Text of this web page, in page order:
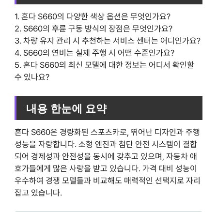
1. 혼다 S660의 다양한 색상 옵션은 무엇인가요?
2. S660의 후륜 구동 방식의 장점은 무엇인가요?
3. 차량 유지 관리 시 추천하는 서비스 센터는 어디인가요?
4. S660의 연비는 실제 주행 시 어떤 수준인가요?
5. 혼다 S660의 최신 모델에 대한 정보는 어디서 확인할
수 있나요?
내용 한눈에 요약
혼다 S660은 경량화된 스포츠카로, 뛰어난 디자인과 주행
성능을 자랑합니다. 소형 엔진과 첨단 안전 시스템이 결합
되어 경제성과 안전성을 동시에 갖추고 있으며, 자동차 애
호가들에게 많은 사랑을 받고 있습니다. 가격 대비 성능이
우수하여 경쟁 모델들과 비교해도 매력적인 선택지로 자리
잡고 있습니다.